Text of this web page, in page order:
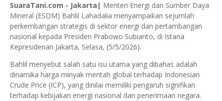
SuaraTani.com - Jakarta| Menteri Energi dan Sumber Daya
Mineral (ESDM) Bahlil Lahadalia menyampaikan sejumlah
perkembangan strategis di sektor energi dan pertambangan
nasional kepada Presiden Prabowo Subianto, di Istana
Kepresidenan Jakarta, Selasa, (5/5/2026).
Bahlil menyebut salah satu isu utama yang dibahas adalah
dinamika harga minyak mentah global terhadap Indonesian
Crude Price (ICP), yang dinilai memiliki pengaruh signifikan
terhadap kebijakan energi nasional dan penerimaan negara.